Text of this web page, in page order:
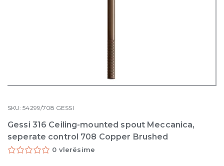
SKU:54299/708 GESSI
Gessi 316 Ceiling-mounted spout Meccanica,
seperate control 708 Copper Brushed
0 vlerësime